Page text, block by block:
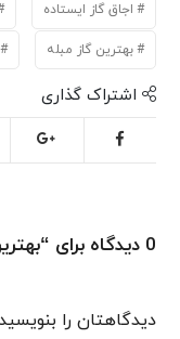
اجاق گاز ایستاده
بهترین گاز مبله
اشتراک گذاری
0 دیدگاه برای “بهترین اجاق گازهای مبله”
دیدگاهتان را